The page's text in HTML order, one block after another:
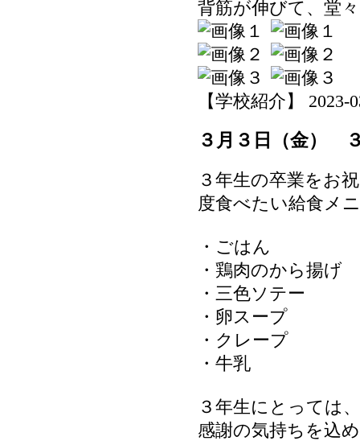
背筋が伸びて、堂
【学校紹介】 2023-
３月３日（金）
３年生の卒業をお
度食べたい給食メ
・ごはん
・鶏肉のから揚げ
・三色ソテー
・卵スープ
・クレープ
・牛乳
３年生にとっては
感謝の気持ちを込